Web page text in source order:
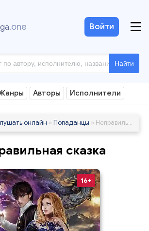
.one
Найти
Войти
Авторы Исполнители
онлайн » Попаданцы » Неправильная сказка
сказка
16+